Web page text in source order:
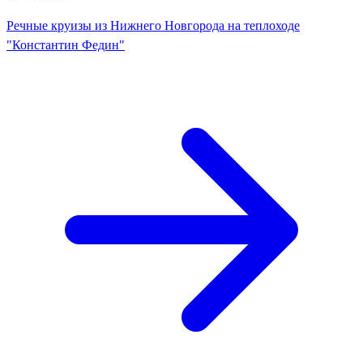
Речные круизы из Нижнего Новгорода на теплоходе
"Константин Федин"